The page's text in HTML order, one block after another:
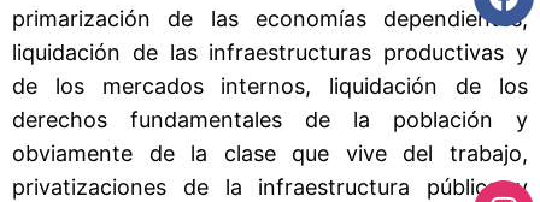
primarización de las economías dependientes,
liquidación de las infraestructuras productivas y
de los mercados internos, liquidación de los
derechos fundamentales de la población y
obviamente de la clase que vive del trabajo,
privatizaciones de la infraestructura pública y